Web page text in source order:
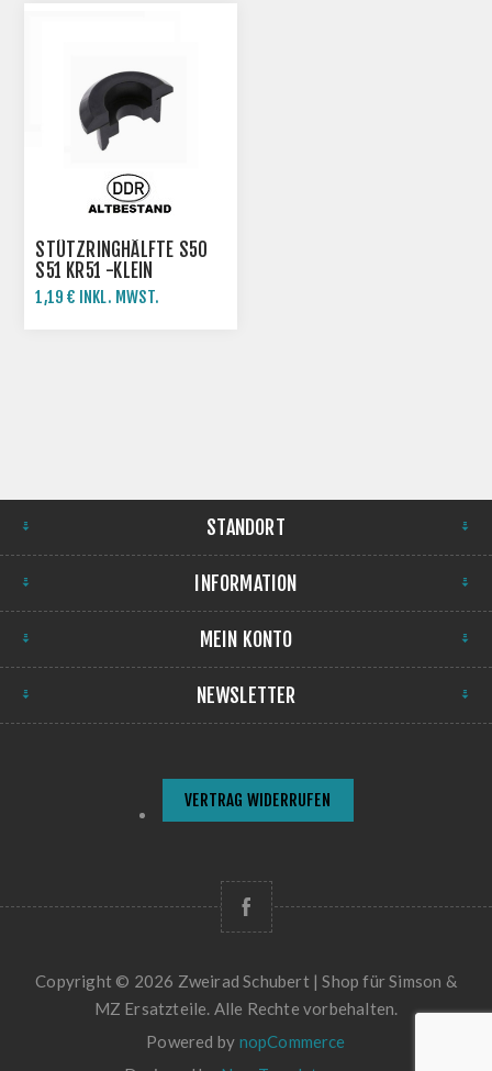
STÜTZRINGHÄLFTE S50
S51 KR51 -KLEIN
1,19 € INKL. MWST.
STANDORT
INFORMATION
MEIN KONTO
NEWSLETTER
VERTRAG WIDERRUFEN
Copyright © 2026 Zweirad Schubert | Shop für Simson &
MZ Ersatzteile. Alle Rechte vorbehalten.
Powered by nopCommerce